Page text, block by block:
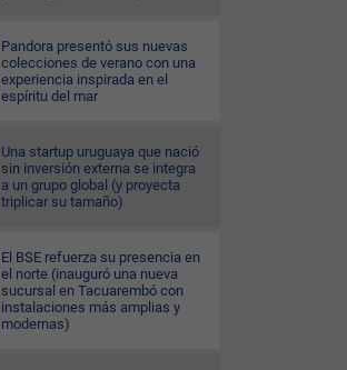
Pandora presentó sus nuevas
colecciones de verano con una
experiencia inspirada en el
espíritu del mar
Una startup uruguaya que nació
sin inversión externa se integra
a un grupo global (y proyecta
triplicar su tamaño)
El BSE refuerza su presencia en
el norte (inauguró una nueva
sucursal en Tacuarembó con
instalaciones más amplias y
modernas)